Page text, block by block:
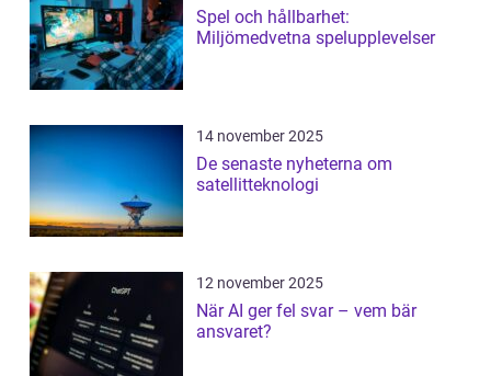
Spel och hållbarhet:
Miljömedvetna spelupplevelser
14 november 2025
De senaste nyheterna om
satellitteknologi
12 november 2025
När AI ger fel svar – vem bär
ansvaret?